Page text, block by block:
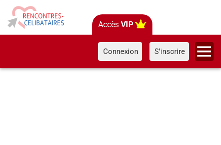
Accès VIP
Connexion S'inscrire